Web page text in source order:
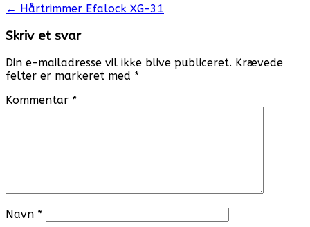
Post
navigation
← Hårtrimmer Efalock XG-31
Skriv et svar
Din e-mailadresse vil ikke blive publiceret. Krævede
felter er markeret med *
Kommentar *
Navn *